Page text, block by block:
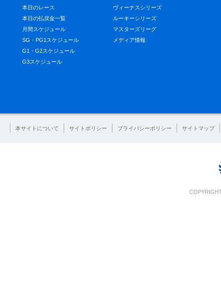
本日のレース
本日の払戻金一覧
月間スケジュール
SG・PG1スケジュール
G1・G2スケジュール
G3スケジュール
ヴィーナスシリーズ
ルーキーシリーズ
マスターズリーグ
メディア情報
本サイトについて サイトポリシー プライバシーポリシー サイトマップ